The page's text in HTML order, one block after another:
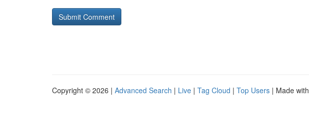
Copyright © 2026 | Advanced Search | Live | Tag Cloud | Top Users | Made with